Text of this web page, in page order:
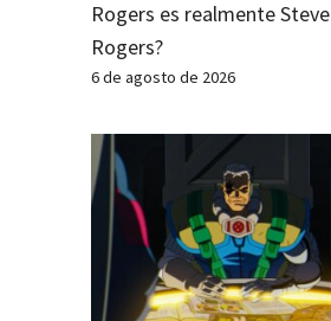
Rogers es realmente Steve
Rogers?
6 de agosto de 2026